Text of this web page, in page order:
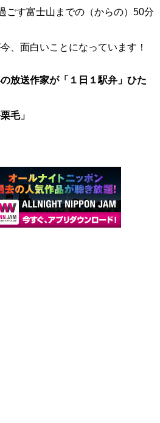
ごす富士山までの（からの）50分
、面白いことになっています！
放送作家が「１日１駅弁」ひた
毛」